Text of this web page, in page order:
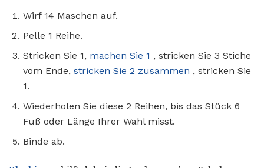
Wirf 14 Maschen auf.
Pelle 1 Reihe.
Stricken Sie 1, machen Sie 1 , stricken Sie 3 Stiche
vom Ende, stricken Sie 2 zusammen , stricken Sie
1.
Wiederholen Sie diese 2 Reihen, bis das Stück 6
Fuß oder Länge Ihrer Wahl misst.
Binde ab.